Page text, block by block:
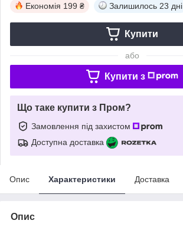
Економія 199 ₴ Залишилось 23 дні
Купити
або
Купити з
Що таке купити з Пром?
Замовлення під захистом
Доступна доставка
Опис Характеристики Доставка
Опис